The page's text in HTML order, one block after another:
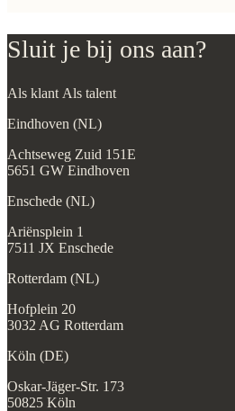
Sluit je bij ons aan?
Als klant Als talent
Eindhoven (NL)
Achtseweg Zuid 151E
5651 GW Eindhoven
Enschede (NL)
Ariënsplein 1
7511 JX Enschede
Rotterdam (NL)
Hofplein 20
3032 AG Rotterdam
Köln (DE)
Oskar-Jäger-Str. 173
50825 Köln